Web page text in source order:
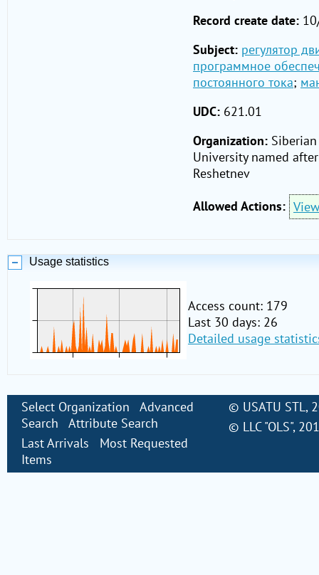
Record create date:
Subject: регулятор
программное
постоянного тока;
UDC: 621.01
Organization:
University named
Reshetnev
Allowed Actions: View
Usage statistics
Access count: 179
Last 30 days: 26
Detailed usage
Select Organization
Advanced
Search
Attribute Search
Last Arrivals
Most Requested
Items
© USATU STL,
© LLC "OLS",